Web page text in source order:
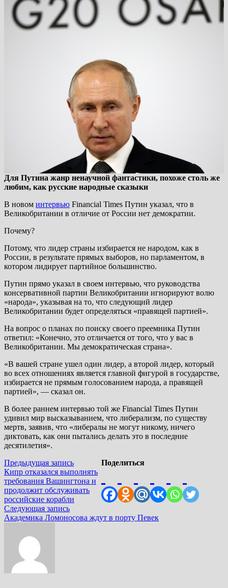
Для Путина жанр ненаучной фантастики, похоже столь же
любим, как русские народные сказыки
В новом интервью Financial Times Путин указал, что в
Великобритании в отличие от России нет демократии.
Почему?
Потому, что лидер страны избирается не народом, как в
России, в результате прямых выборов, но парламентом, в
котором лидирует партийное большинство.
Путин прямо указал в своем интервью, что руководства
консервативной партии Великобритании игнорируют волю
«народа», указывая на то, что следующий лидер
Великобритании будет определяться «правящей партией».
На вопрос о планах по поиску своего преемника Путин
ответил: «Конечно, это отличается от того, что у вас в
Великобритании. Мы демократическая страна».
«В вашей стране ушел один лидер, а второй лидер, который
во всех отношениях является главной фигурой в государстве,
избирается не прямым голосованием народа, а правящей
партией», — сказал он.
В более раннем интервью той же Financial Times Путин
удивил мир высказыванием, что либерализм, по существу
мертв, заявив, что «либералы не могут никому, ничего
диктовать, как они пытались делать это в последние
десятилетия».
Поделиться
Навигация
по
записям
Предыдущая записьПредыдущая
запись:
Кипр отказался выполнять
требования Вашингтона и
продолжит обслуживать
российские корабли
Следующая записьСледующая
запись:
Академика Ломоносова ждут в порту Певек